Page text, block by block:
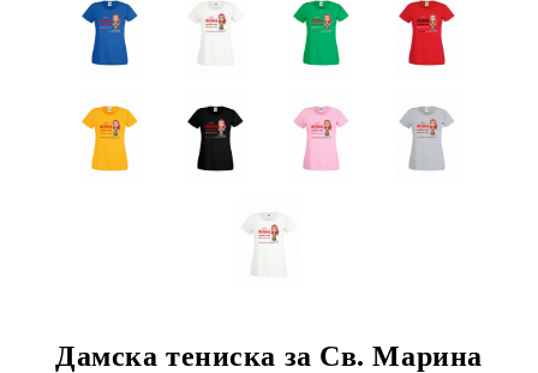
Дамска тениска за Св. Марина